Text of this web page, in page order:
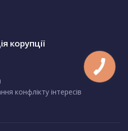
корупції
конфлікту інтересів